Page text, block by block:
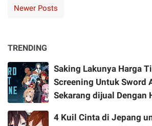
Newer Posts
TRENDING
Saking Lakunya Harga
Screening Untuk Sword
Sekarang dijual Dengan
4 Kuil Cinta di Jepang